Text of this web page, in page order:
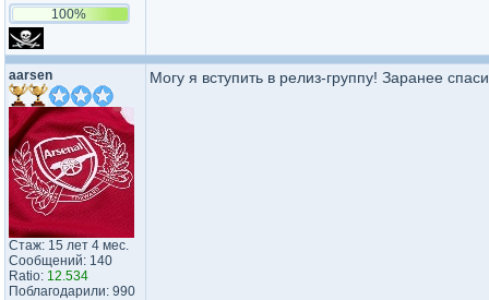
100%
aarsen
Стаж: 15 лет 4 мес.
Сообщений: 140
Ratio: 12.534
Поблагодарили: 990
Могу я вступить в релиз-группу! Заранее